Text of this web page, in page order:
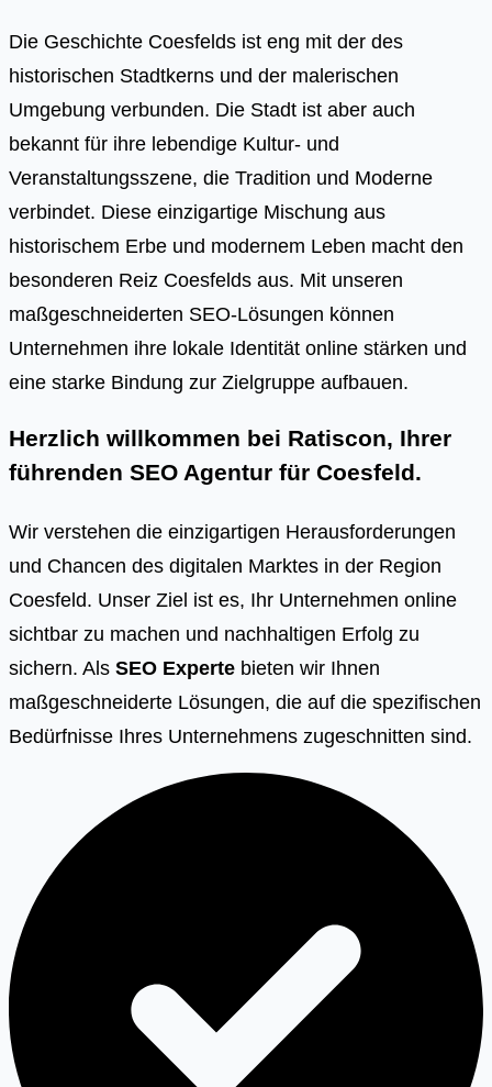
Die Geschichte Coesfelds ist eng mit der des
historischen Stadtkerns und der malerischen
Umgebung verbunden. Die Stadt ist aber auch
bekannt für ihre lebendige Kultur- und
Veranstaltungsszene, die Tradition und Moderne
verbindet. Diese einzigartige Mischung aus
historischem Erbe und modernem Leben macht den
besonderen Reiz Coesfelds aus. Mit unseren
maßgeschneiderten SEO-Lösungen können
Unternehmen ihre lokale Identität online stärken und
eine starke Bindung zur Zielgruppe aufbauen.
Herzlich willkommen bei Ratiscon, Ihrer
führenden SEO Agentur für Coesfeld.
Wir verstehen die einzigartigen Herausforderungen
und Chancen des digitalen Marktes in der Region
Coesfeld. Unser Ziel ist es, Ihr Unternehmen online
sichtbar zu machen und nachhaltigen Erfolg zu
sichern. Als SEO Experte bieten wir Ihnen
maßgeschneiderte Lösungen, die auf die spezifischen
Bedürfnisse Ihres Unternehmens zugeschnitten sind.